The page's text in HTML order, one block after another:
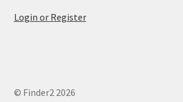
Login or Register
© Finder2 2026